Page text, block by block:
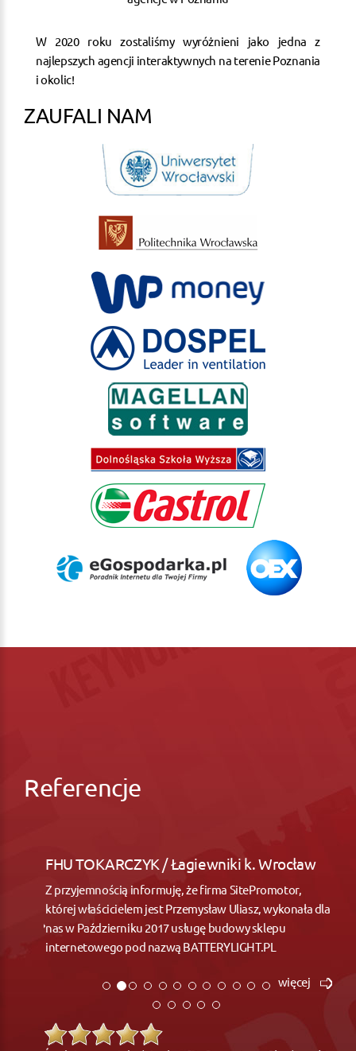
W 2020 roku zostaliśmy wyróżnieni jako jedna z
najlepszych agencji interaktywnych na terenie Poznania
i okolic!
ZAUFALI NAM
Referencje
FHU TOKARCZYK / Łagiewniki k. Wrocław
Z przyjemnością informuję, że firma SitePromotor,
której właścicielem jest Przemysław Uliasz, wykonała dla
nas w Październiku 2017 usługę budowy sklepu
internetowego pod nazwą BATTERYLIGHT.PL
więcej